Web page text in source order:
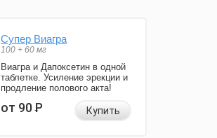
Супер Виагра
100 + 60 мг
Виагра и Дапоксетин в одной
таблетке. Усиление эрекции и
продление полового акта!
от 90Р Купить